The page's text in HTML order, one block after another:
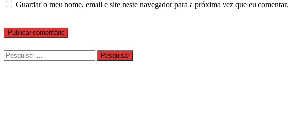
Guardar o meu nome, email e site neste navegador para a próxima vez que eu comentar.
Pesquisar
por: